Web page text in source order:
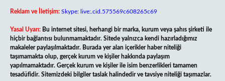
Reklam ve İletişim: Skype: live:.cid.575569c608265c69
Yasal Uyarı: Bu internet sitesi, herhangi bir marka, kurum veya şahıs şirketi ile
hiçbir bağlantısı bulunmamaktadır. Sitede yalnızca kendi hazırladığımız
makaleler paylaşılmaktadır. Burada yer alan içerikler haber niteliği
taşımamakta olup, gerçek kurum ve kişiler hakkında paylaşım
yapılmamaktadır. Gerçek kurum ve kişiler ile isim benzerlikleri tamamen
tesadüfidir. Sitemizdeki bilgiler taslak halindedir ve tavsiye niteliği taşımazlar.